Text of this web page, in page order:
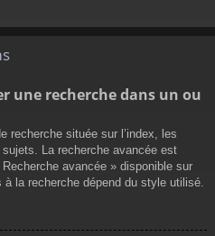
une recherche dans un ou
recherche située sur l’index, les
La recherche avancée est
avancée » disponible sur
la recherche dépend du style utilisé.